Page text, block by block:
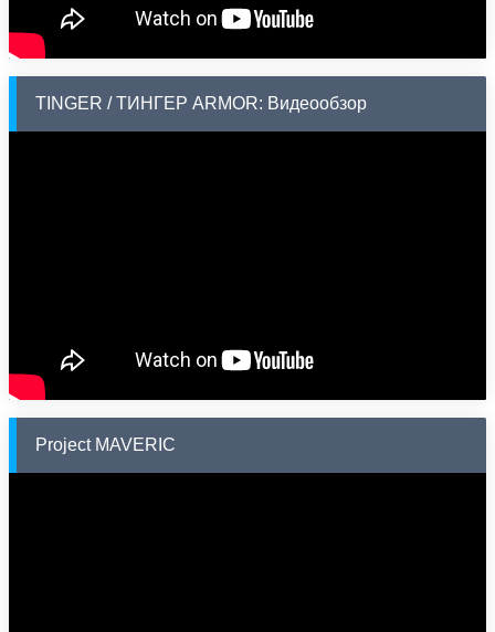
TINGER / ТИНГЕР ARMOR: Видеообзор
Project MAVERIC